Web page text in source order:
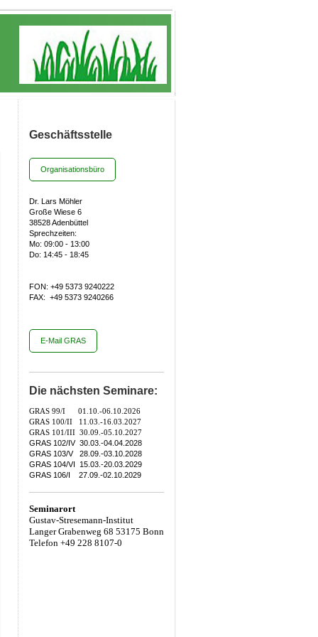
Geschäftsstelle
Organisationsbüro
Dr. Lars Möhler
Große Wiese 6
38528 Adenbüttel
Sprechzeiten:
Mo: 09:00 - 13:00
Do: 14:45 - 18:45
FON: +49 5373 9240222
FAX: +49 5373 9240266
E-Mail GRAS
Die nächsten Seminare:
GRAS 99/I 01.10.-06.10.2026
GRAS 100/II 11.03.-16.03.2027
GRAS 101/III 30.09.-05.10.2027
GRAS 102/IV 30.03.-04.04.2028
GRAS 103/V 28.09.-03.10.2028
GRAS 104/VI 15.03.-20.03.2029
GRAS 106/I 27.09.-02.10.2029
Seminarort
Gustav-Stresemann-Institut
Langer Grabenweg 68 53175 Bonn
Telefon +49 228 8107-0